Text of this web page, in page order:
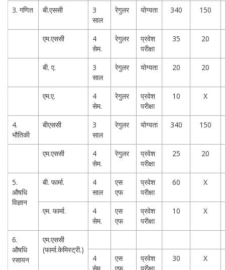
3. गणित बी.एससी
3
साल
रेगुलर योग्यता 340 150
एम.एससी
4
सेम.
रेगुलर
प्रवेश
परीक्षा
35 20
बी. ए.
3
साल
रेगुलर योग्यता 20 20
एम.ए.
4
सेम.
रेगुलर
प्रवेश
परीक्षा
10 X
4.
भौतिकी
बीएससी
3
साल
रेगुलर योग्यता 340 150
एम.एससी
4
सेम.
रेगुलर
प्रवेश
परीक्षा
25 20
5.
औषधि
विज्ञान
बी. फार्मा.
4
साल
एस
एफ
प्रवेश
परीक्षा
60 X
एम. फार्मा.
4
सेम.
एस
एफ
प्रवेश
परीक्षा
10 X
6.
औषधि
रसायन
एम.एससी
(फार्मा.केमिस्ट्री.)
4
एस
प्रवेश
30 X